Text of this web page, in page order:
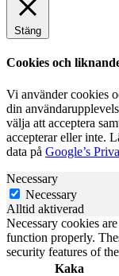
Stäng
Cookies och
Vi använder cookies
din
välja att acceptera
accepterar eller inte.
data på Google’s
Necessary
Necessary
Alltid aktiverad
Necessary cookies
function properly.
security features of
Kaka